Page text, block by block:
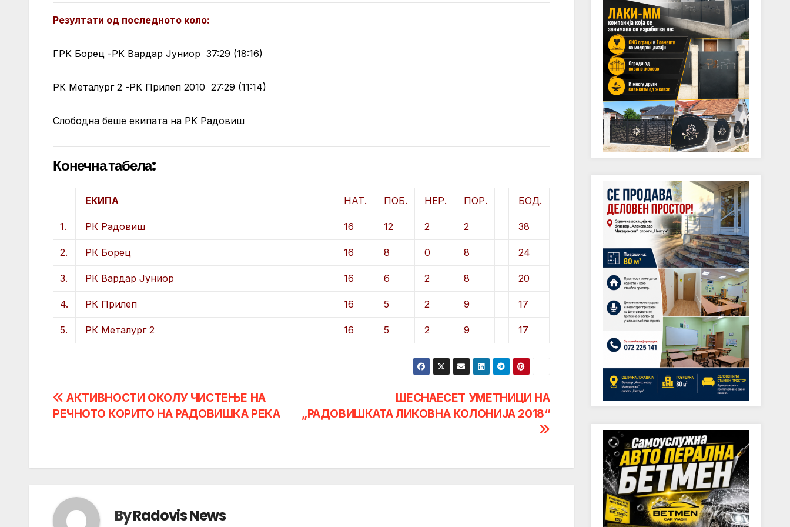
Резултати од последното коло:
ГРК Борец -РК Вардар Јуниор 37:29 (18:16)
РК Металург 2 -РК Прилеп 2010 27:29 (11:14)
Слободна беше екипата на РК Радовиш
Конечна табела:
ЕКИПА НАТ. ПОБ. НЕР. ПОР. БОД.
1. РК Радовиш 16 12 2 2 38
2. РК Борец 16 8 0 8 24
3. РК Вардар Јуниор 16 6 2 8 20
4. РК Прилеп 16 5 2 9 17
5. РК Металург 2 16 5 2 9 17
Post
navigation
ШЕСНАЕСЕТ УМЕТНИЦИ НА
„РАДОВИШКАТА ЛИКОВНА КОЛОНИЈА 2018“
АКТИВНОСТИ ОКОЛУ ЧИСТЕЊЕ НА
РЕЧНОТО КОРИТО НА РАДОВИШКА РЕКА
ByRadovis News